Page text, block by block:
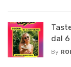
dal
By